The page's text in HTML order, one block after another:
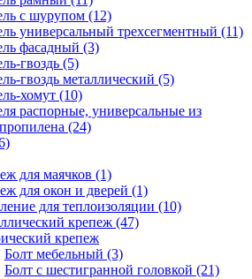
с шурупом (12)
универсальный трехсегментный (11)
фасадный (3)
гвоздь (5)
гвоздь металлический (5)
хомут (10)
распорные, универсальные из
(24)
для маячков (1)
для окон и дверей (1)
для теплоизоляции (10)
крепеж (47)
крепеж
Болт мебельный (3)
Болт с шестигранной головкой (21)